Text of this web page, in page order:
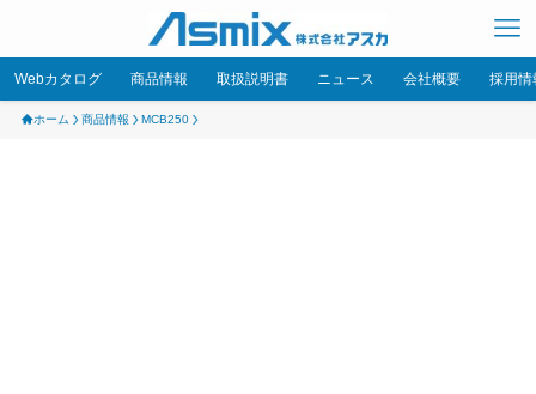
Webカタログ 商品情報 取扱説明書 ニュース 会社概要 採用情
ホーム 商品情報 MCB250